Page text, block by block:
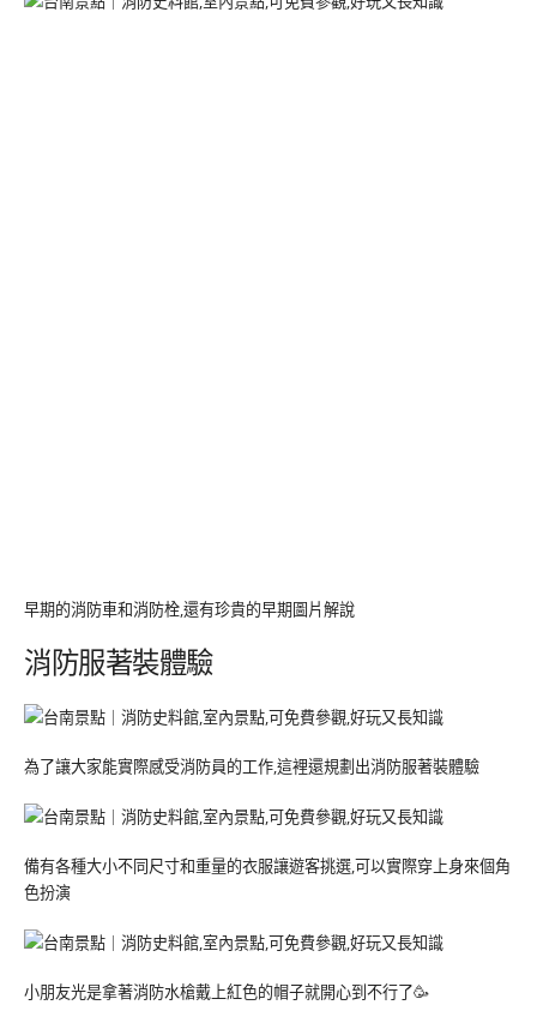
早期的消防車和消防栓,還有珍貴的早期圖片解說
消防服著裝體驗
為了讓大家能實際感受消防員的工作,這裡還規劃出消防服著裝體驗
備有各種大小不同尺寸和重量的衣服讓遊客挑選,可以實際穿上身來個角
色扮演
小朋友光是拿著消防水槍戴上紅色的帽子就開心到不行了🥳